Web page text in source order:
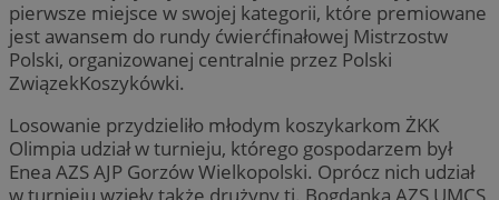
pierwsze miejsce w swojej kategorii, które premiowane
jest awansem do rundy ćwierćfinałowej Mistrzostw
Polski, organizowanej centralnie przez Polski
ZwiązekKoszykówki.
Losowanie przydzieliło młodym koszykarkom ŻKK
Olimpia udział w turnieju, którego gospodarzem był
Enea AZS AJP Gorzów Wielkopolski. Oprócz nich udział